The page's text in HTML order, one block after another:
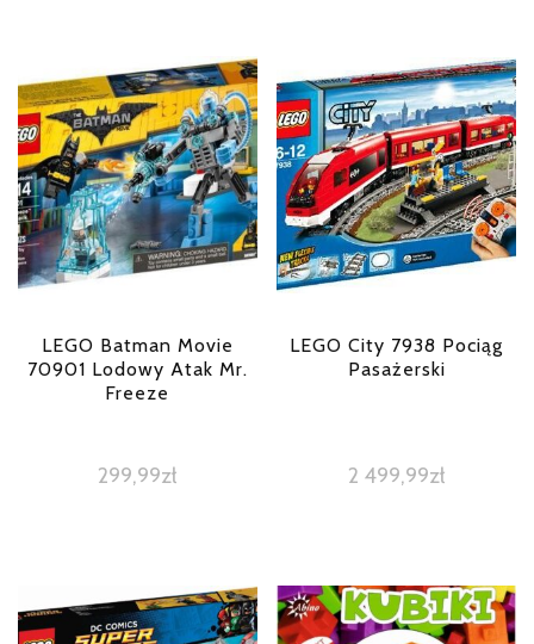
LEGO Batman Movie
70901 Lodowy Atak Mr.
Freeze
299,99zł
LEGO City 7938 Pociąg
Pasażerski
2 499,99zł